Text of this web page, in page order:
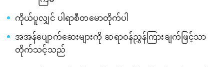
ကိုယ်ပူလျှင် ပါရာစီတမောတိုက်ပါ
အအန်ပျောက်ဆေးများကို ဆရာဝန်ညွှန်ကြားချက်ဖြင့်သာ
တိုက်သင့်သည်